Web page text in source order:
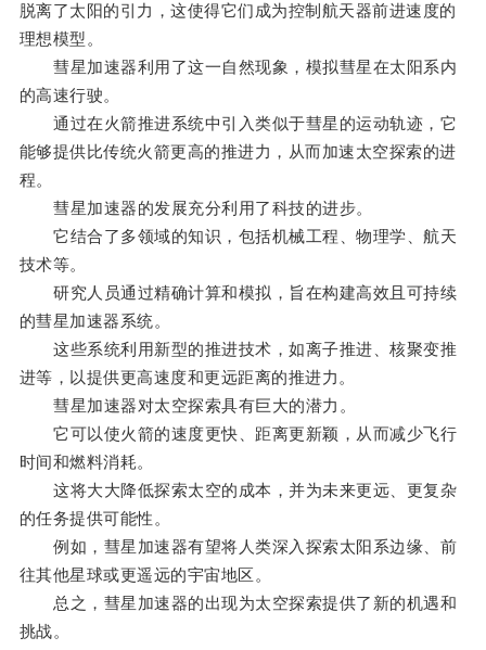
脱离了太阳的引力，这使得它们成为控制航天器前进速度的
理想模型。
彗星加速器利用了这一自然现象，模拟彗星在太阳系内
的高速行驶。
通过在火箭推进系统中引入类似于彗星的运动轨迹，它
能够提供比传统火箭更高的推进力，从而加速太空探索的进
程。
彗星加速器的发展充分利用了科技的进步。
它结合了多领域的知识，包括机械工程、物理学、航天
技术等。
研究人员通过精确计算和模拟，旨在构建高效且可持续
的彗星加速器系统。
这些系统利用新型的推进技术，如离子推进、核聚变推
进等，以提供更高速度和更远距离的推进力。
彗星加速器对太空探索具有巨大的潜力。
它可以使火箭的速度更快、距离更新颖，从而减少飞行
时间和燃料消耗。
这将大大降低探索太空的成本，并为未来更远、更复杂
的任务提供可能性。
例如，彗星加速器有望将人类深入探索太阳系边缘、前
往其他星球或更遥远的宇宙地区。
总之，彗星加速器的出现为太空探索提供了新的机遇和
挑战。